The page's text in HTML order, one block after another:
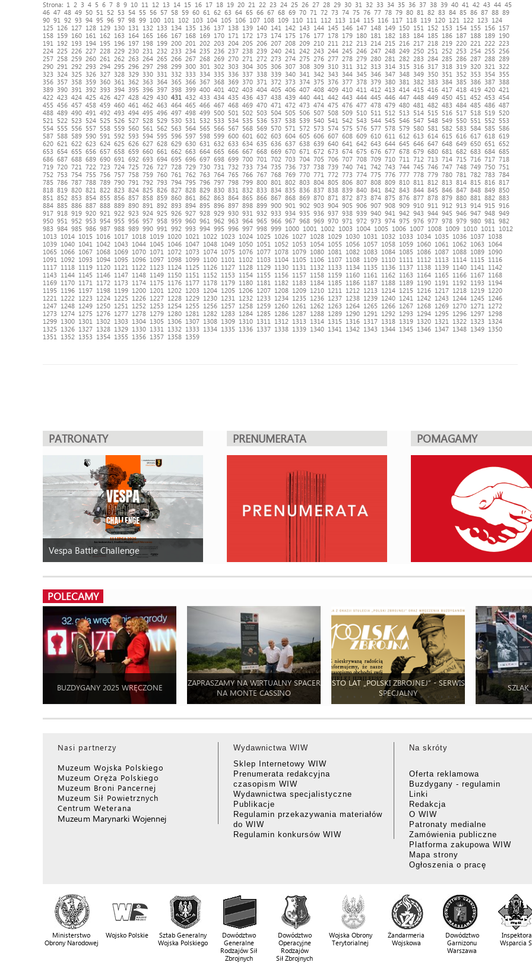
Strona: 1 2 3 4 5 6 7 8 9 10 11 12 13 14 15 16 17 18 19 20 21 22 23 24 25 26 27 28 29 30 31 32 33 34 35 36 37 38 39 40 41 42 43 44 45
46 47 48 49 50 51 52 53 54 55 56 57 58 59 60 61 62 63 64 65 66 67 68 69 70 71 72 73 74 75 76 77 78 79 80 81 82 83 84 85 86 87 88 89
90 91 92 93 94 95 96 97 98 99 100 101 102 103 104 105 106 107 108 109 110 111 112 113 114 115 116 117 118 119 120 121 122 123
124
125
126 127 128 129 130 131 132 133 134 135 136 137 138 139 140 141 142 143 144 145 146 147 148 149 150 151 152 153 154 155 156 157
158 159 160 161 162 163 164 165 166 167 168 169 170 171 172 173 174 175 176 177 178 179 180 181 182 183 184 185 186 187 188 189 190
191
192 193 194 195 196 197 198 199 200 201 202 203 204 205 206 207 208 209 210 211 212 213 214 215 216 217 218 219 220 221 222
223
224 225 226 227 228 229 230 231 232 233 234 235 236 237 238 239 240 241 242 243 244 245 246 247 248 249 250 251 252 253 254 255
256
257 258 259 260 261 262 263 264 265 266 267 268 269 270 271 272 273 274 275 276 277 278 279 280 281 282 283 284 285 286 287 288 289
290 291 292 293 294 295 296 297 298 299 300 301 302 303 304 305 306 307 308 309 310 311 312 313 314 315 316 317 318 319 320 321
322
323
324 325 326 327 328 329 330 331 332 333 334 335 336 337 338 339 340 341 342 343 344 345 346 347 348 349 350 351 352 353 354 355
356 357 358 359 360 361 362 363 364 365 366 367 368 369 370 371 372 373 374 375 376 377 378 379 380 381 382 383 384 385 386 387 388
389 390 391 392 393 394 395 396 397 398 399 400 401 402 403 404 405 406 407 408 409 410 411 412 413 414 415 416 417 418 419 420 421
422 423 424 425 426 427 428 429 430 431 432 433 434 435 436 437 438 439 440 441 442 443 444 445 446 447 448 449 450 451 452 453 454
455 456 457 458 459 460 461 462 463 464 465 466 467 468 469 470 471 472 473 474 475 476 477 478 479 480 481 482 483 484 485 486 487
488 489 490 491 492 493 494 495 496 497 498 499 500 501 502 503 504 505 506 507 508 509 510 511 512 513 514 515 516 517 518 519 520
521
522 523 524 525 526 527 528 529 530 531 532 533 534 535 536 537 538 539 540 541 542 543 544 545 546 547 548 549 550 551 552
553
554 555 556 557 558 559 560 561 562 563 564 565 566 567 568 569 570 571 572 573 574 575 576 577 578 579 580 581 582 583 584 585
586
587 588 589 590 591 592 593 594 595 596 597 598 599 600 601 602 603 604 605 606 607 608 609 610 611 612 613 614 615 616 617 618 619
620 621 622 623 624 625 626 627 628 629 630 631 632 633 634 635 636 637 638 639 640 641 642 643 644 645 646 647 648 649 650 651
652
653 654 655 656 657 658 659 660 661 662 663 664 665 666 667 668 669 670 671 672 673 674 675 676 677 678 679 680 681 682 683 684 685
686 687 688 689 690 691 692 693 694 695 696 697 698 699 700 701 702 703 704 705 706 707 708 709 710 711 712 713 714 715 716 717 718
719 720 721 722 723 724 725 726 727 728 729 730 731 732 733 734 735 736 737 738 739 740 741 742 743 744 745 746 747 748 749 750 751
752 753 754 755 756 757 758 759 760 761 762 763 764 765 766 767 768 769 770 771 772 773 774 775 776 777 778 779 780 781 782 783 784
785 786 787 788 789 790 791 792 793 794 795 796 797 798 799 800 801 802 803 804 805 806 807 808 809 810 811 812 813 814 815 816 817
818 819 820 821 822 823 824 825 826 827 828 829 830 831 832 833 834 835 836 837 838 839 840 841 842 843 844 845 846 847 848 849 850
851
852 853 854 855 856 857 858 859 860 861 862 863 864 865 866 867 868 869 870 871 872 873 874 875 876 877 878 879 880 881 882 883
884 885 886 887 888 889 890 891 892 893 894 895 896 897 898 899 900 901 902 903 904 905 906 907 908 909 910 911 912 913 914 915 916
917 918 919 920 921 922 923 924 925 926 927 928 929 930 931 932 933 934 935 936 937 938 939 940 941 942 943 944 945 946 947 948 949
950 951 952 953 954 955 956 957 958 959 960 961 962 963 964 965 966 967 968 969 970 971 972 973 974 975 976 977 978 979 980 981
982
983 984 985 986 987 988 989 990 991 992 993 994 995 996 997 998 999 1000 1001 1002 1003 1004 1005 1006 1007 1008 1009 1010 1011
1012
1013
1014 1015 1016 1017 1018 1019 1020 1021 1022 1023 1024 1025 1026 1027 1028 1029 1030 1031 1032 1033 1034 1035 1036 1037 1038
1039 1040 1041 1042 1043 1044 1045 1046 1047 1048 1049 1050 1051 1052 1053 1054 1055 1056 1057 1058 1059 1060 1061 1062 1063
1064
1065
1066 1067 1068 1069 1070 1071 1072 1073 1074 1075 1076 1077 1078 1079 1080 1081 1082 1083 1084 1085 1086 1087 1088 1089 1090
1091
1092 1093 1094 1095 1096 1097 1098 1099 1100 1101 1102 1103 1104 1105 1106 1107 1108 1109 1110 1111 1112 1113 1114 1115
1116
1117 1118 1119 1120 1121 1122 1123 1124 1125 1126 1127 1128 1129 1130 1131 1132 1133 1134 1135 1136 1137 1138 1139 1140 1141
1142
1143
1144 1145 1146 1147 1148 1149 1150 1151 1152 1153 1154 1155 1156 1157 1158 1159 1160 1161 1162 1163 1164 1165 1166 1167 1168
1169 1170 1171 1172 1173 1174 1175 1176 1177 1178 1179 1180 1181 1182 1183 1184 1185 1186 1187 1188 1189 1190 1191 1192 1193
1194
1195
1196 1197 1198 1199 1200 1201 1202 1203 1204 1205 1206 1207 1208 1209 1210 1211 1212 1213 1214 1215 1216 1217 1218 1219 1220
1221
1222 1223 1224 1225 1226 1227 1228 1229 1230 1231 1232 1233 1234 1235 1236 1237 1238 1239 1240 1241 1242 1243 1244 1245
1246
1247 1248 1249 1250 1251 1252 1253 1254 1255 1256 1257 1258 1259 1260 1261 1262 1263 1264 1265 1266 1267 1268 1269 1270 1271
1272
1273
1274 1275 1276 1277 1278 1279 1280 1281 1282 1283 1284 1285 1286 1287 1288 1289 1290 1291 1292 1293 1294 1295 1296 1297 1298
1299 1300 1301 1302 1303 1304 1305 1306 1307 1308 1309 1310 1311 1312 1313 1314 1315 1316 1317 1318 1319 1320 1321 1322 1323
1324
1325
1326 1327 1328 1329 1330 1331 1332 1333 1334 1335 1336 1337 1338 1339 1340 1341 1342 1343 1344 1345 1346 1347 1348 1349 1350
1351
1352 1353 1354 1355 1356 1357 1358 1359
PATRONATY
Vespa Battle Challenge
PRENUMERATA POMAGAMY
POLECAMY
BUZDYGANY 2025 WRĘCZONE
ZAPRASZAMY NA WIRTUALNY SPACER
NA MONTE CASSINO
STO LAT „POLSKI ZBROJNEJ” - SERWIS
SPECJALNY
SZLAK
Nasi partnerzy
Muzeum Wojska Polskiego
Muzeum Oręża Polskiego
Muzeum Broni Pancernej
Muzeum Sił Powietrznych
Centrum Weterana
Muzeum Marynarki Wojennej
Wydawnictwa WIW
Sklep Internetowy WIW
Prenumerata redakcyjna
czasopism WIW
Wydawnictwa specjalistyczne
Publikacje
Regulamin przekazywania materiałów
do WIW
Regulamin konkursów WIW
Na skróty
Oferta reklamowa
Buzdygany - regulamin
Linki
Redakcja
O WIW
Patronaty medialne
Zamówienia publiczne
Platforma zakupowa WIW
Mapa strony
Ogłoszenia o pracę
Ministerstwo
Obrony Narodowej
Wojsko Polskie
Sztab Generalny
Wojska Polskiego
Dowództwo
Generalne
Rodzajów Sił
Zbrojnych
Dowództwo
Operacyjne
Rodzajów
Sił Zbrojnych
Wojska Obrony
Terytorialnej
Żandarmeria
Wojskowa
Dowództwo
Garnizonu
Warszawa
Wsparcia